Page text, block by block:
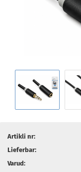
Artikli nr:
Lieferbar:
Varud: